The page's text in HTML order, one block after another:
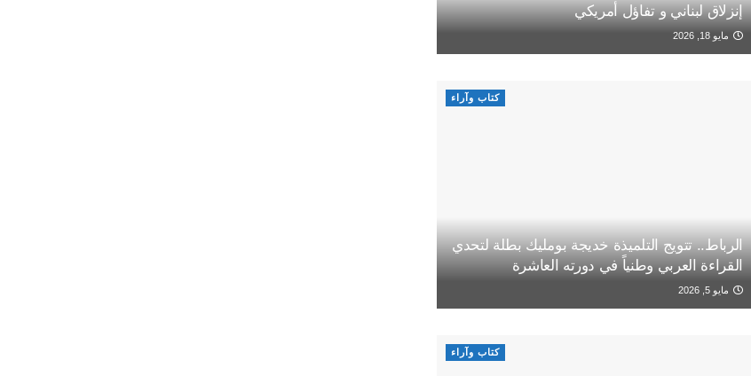
إنزلاق لبناني و تفاؤل أمريكي
مايو 18, 2026
كتاب وآراء
الرباط.. تتويج التلميذة خديجة بومليك بطلة لتحدي
القراءة العربي وطنياً في دورته العاشرة
مايو 5, 2026
كتاب وآراء